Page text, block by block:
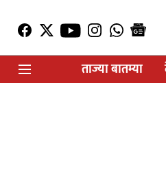
ताज्या बातम्या